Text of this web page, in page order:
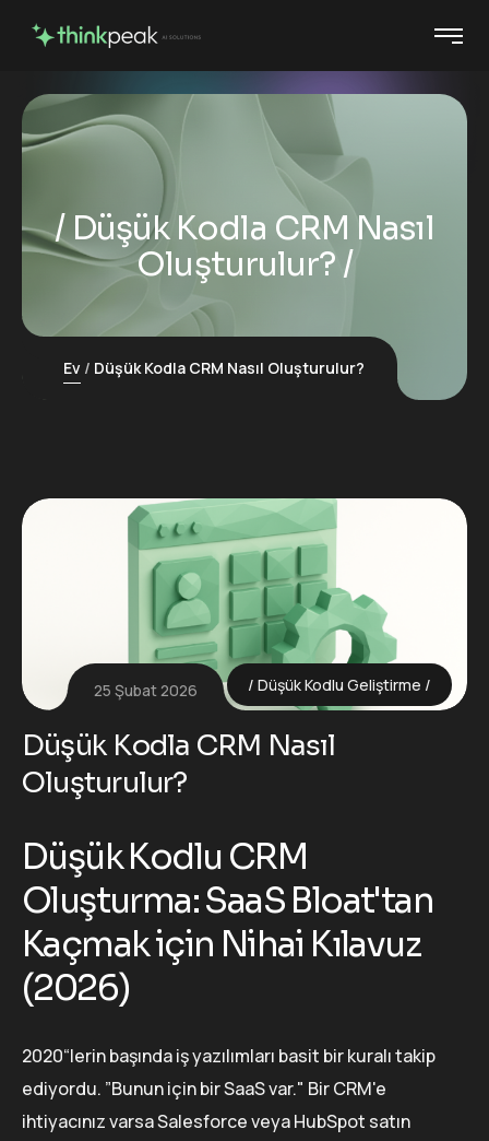
Düşük Kodla CRM Nasıl
Oluşturulur?
Ev Düşük Kodla CRM Nasıl Oluşturulur?
25 Şubat 2026 Düşük Kodlu Geliştirme
Düşük Kodla CRM Nasıl
Oluşturulur?
Düşük Kodlu CRM
Oluşturma: SaaS Bloat'tan
Kaçmak için Nihai Kılavuz
(2026)
2020“lerin başında iş yazılımları basit bir kuralı takip
ediyordu. ”Bunun için bir SaaS var." Bir CRM'e
ihtiyacınız varsa Salesforce veya HubSpot satın